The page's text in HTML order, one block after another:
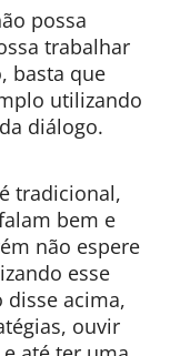
possa
trabalhar
basta que
utilizando
diálogo.
tradicional,
bem e
não espere
esse
acima,
ouvir